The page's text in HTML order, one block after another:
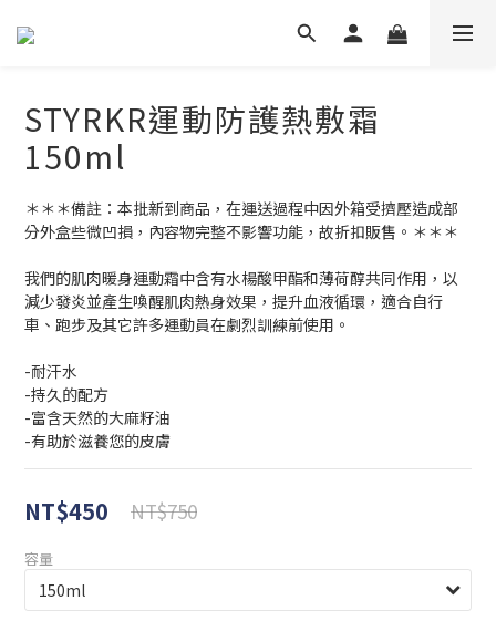
STYRKR運動防護熱敷霜
150ml
＊＊＊備註：本批新到商品，在運送過程中因外箱受擠壓造成部
分外盒些微凹損，內容物完整不影響功能，故折扣販售。＊＊＊
我們的肌肉暖身運動霜中含有水楊酸甲酯和薄荷醇共同作用，以
減少發炎並產生喚醒肌肉熱身效果，提升血液循環，適合自行
車、跑步及其它許多運動員在劇烈訓練前使用。
-耐汗水
-持久的配方
-富含天然的大麻籽油
-有助於滋養您的皮膚
NT$450 NT$750
容量